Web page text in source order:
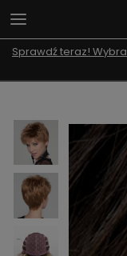
Sprawdź teraz!